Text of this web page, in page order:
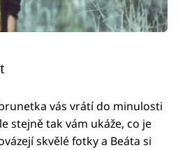
vás vrátí do minulosti
stejně tak vám ukáže, co je
skvělé fotky a Beáta si